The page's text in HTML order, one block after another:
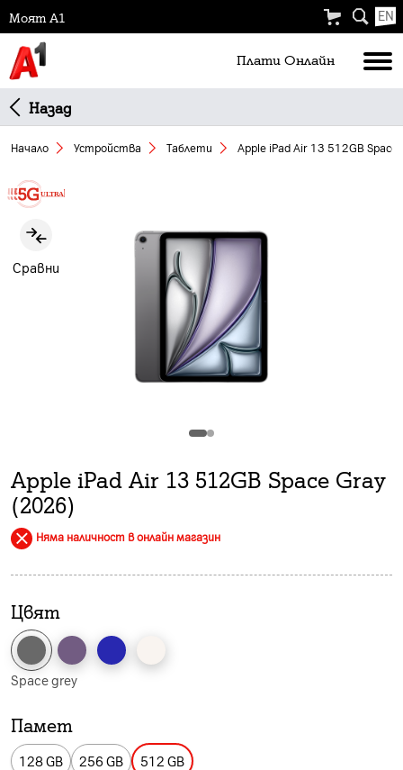
Моят А1 EN
Плати Oнлайн
Назад
Начало Устройства Таблети Apple iPad Air 13 512GB
Сравни
Apple iPad Air 13 512GB Space Gray
(2026)
Няма наличност в онлайн магазин
Цвят
Space grey
Памет
128 GB 256 GB 512 GB